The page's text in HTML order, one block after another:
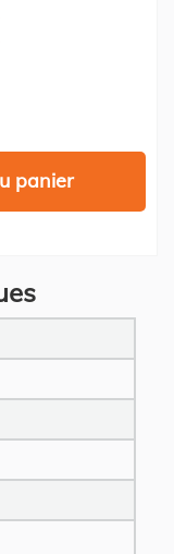
panier